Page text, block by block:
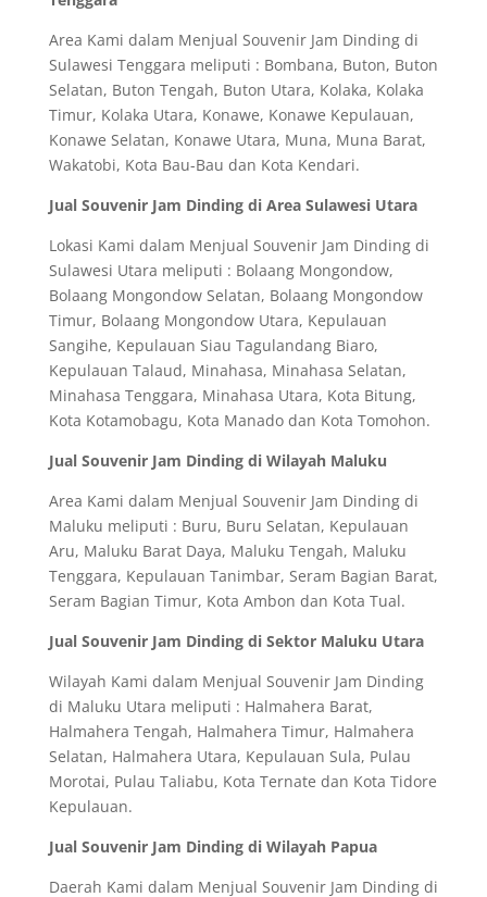
Area Kami dalam Menjual Souvenir Jam Dinding di
Sulawesi Tenggara meliputi : Bombana, Buton, Buton
Selatan, Buton Tengah, Buton Utara, Kolaka, Kolaka
Timur, Kolaka Utara, Konawe, Konawe Kepulauan,
Konawe Selatan, Konawe Utara, Muna, Muna Barat,
Wakatobi, Kota Bau-Bau dan Kota Kendari.
Jual Souvenir Jam Dinding di Area Sulawesi Utara
Lokasi Kami dalam Menjual Souvenir Jam Dinding di
Sulawesi Utara meliputi : Bolaang Mongondow,
Bolaang Mongondow Selatan, Bolaang Mongondow
Timur, Bolaang Mongondow Utara, Kepulauan
Sangihe, Kepulauan Siau Tagulandang Biaro,
Kepulauan Talaud, Minahasa, Minahasa Selatan,
Minahasa Tenggara, Minahasa Utara, Kota Bitung,
Kota Kotamobagu, Kota Manado dan Kota Tomohon.
Jual Souvenir Jam Dinding di Wilayah Maluku
Area Kami dalam Menjual Souvenir Jam Dinding di
Maluku meliputi : Buru, Buru Selatan, Kepulauan
Aru, Maluku Barat Daya, Maluku Tengah, Maluku
Tenggara, Kepulauan Tanimbar, Seram Bagian Barat,
Seram Bagian Timur, Kota Ambon dan Kota Tual.
Jual Souvenir Jam Dinding di Sektor Maluku Utara
Wilayah Kami dalam Menjual Souvenir Jam Dinding
di Maluku Utara meliputi : Halmahera Barat,
Halmahera Tengah, Halmahera Timur, Halmahera
Selatan, Halmahera Utara, Kepulauan Sula, Pulau
Morotai, Pulau Taliabu, Kota Ternate dan Kota Tidore
Kepulauan.
Jual Souvenir Jam Dinding di Wilayah Papua
Daerah Kami dalam Menjual Souvenir Jam Dinding di